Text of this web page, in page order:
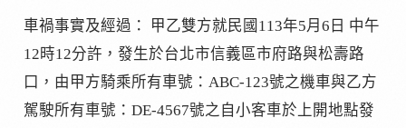
車禍事實及經過： 甲乙雙方就民國113年5月6日 中午
12時12分許，發生於台北市信義區市府路與松壽路
口，由甲方騎乘所有車號：ABC-123號之機車與乙方
駕駛所有車號：DE-4567號之自小客車於上開地點發